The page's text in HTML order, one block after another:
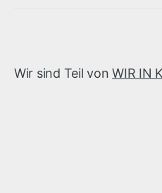
Wir sind Teil vonWIR IN